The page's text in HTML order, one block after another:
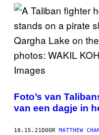
Foto’s van
van een dagje in
10.15.21DOOR MATTHEW